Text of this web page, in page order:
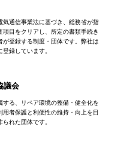
気通信事業法に基づき、総務省が指
項目をクリアし、所定の書類手続き
が登録する制度・団体です。弊社は
登録しています。
議会
する、リペア環境の整備・健全化を
用者保護と利便性の維持・向上を目
られた団体です。